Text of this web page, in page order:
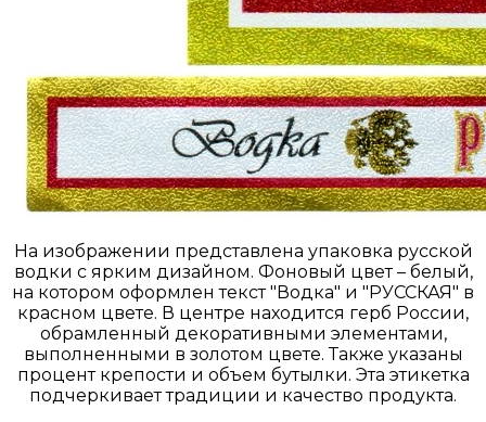
На изображении представлена упаковка русской
водки с ярким дизайном. Фоновый цвет – белый,
на котором оформлен текст "Водка" и "РУССКАЯ" в
красном цвете. В центре находится герб России,
обрамленный декоративными элементами,
выполненными в золотом цвете. Также указаны
процент крепости и объем бутылки. Эта этикетка
подчеркивает традиции и качество продукта.